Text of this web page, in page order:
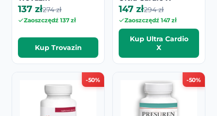
137 zł274 zł
Zaoszczędź 137 zł
Kup Trovazin
147 zł294 zł
Zaoszczędź 147 zł
Kup Ultra Cardio
X
-50% -50%